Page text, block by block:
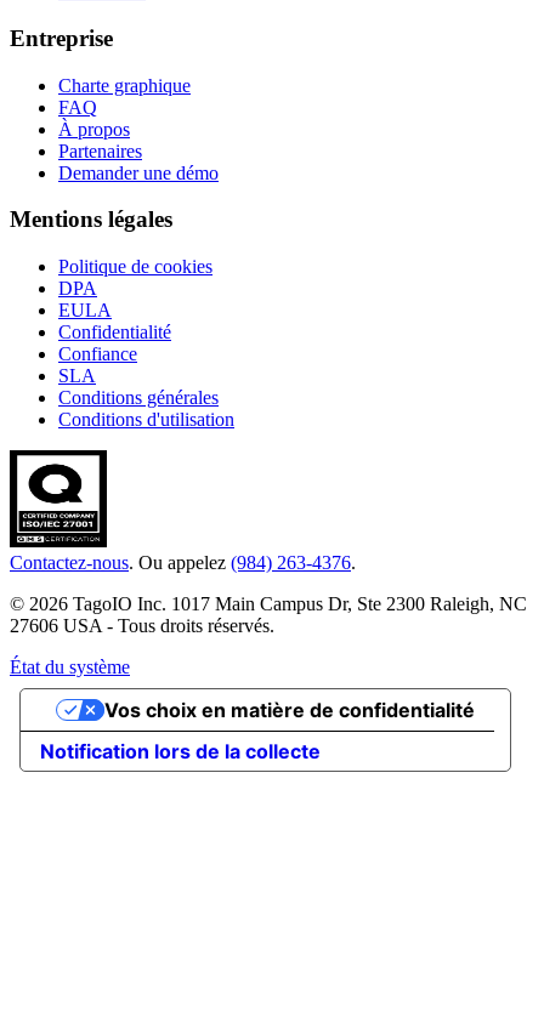
Entreprise
Charte graphique
FAQ
À propos
Partenaires
Demander une démo
Mentions légales
Politique de cookies
DPA
EULA
Confidentialité
Confiance
SLA
Conditions générales
Conditions d'utilisation
Contactez-nous. Ou appelez (984) 263-4376.
© 2026 TagoIO Inc. 1017 Main Campus Dr, Ste 2300 Raleigh, NC
27606 USA - Tous droits réservés.
État du système
Notification lors de la collecte
Vos choix en matière de confidentialité